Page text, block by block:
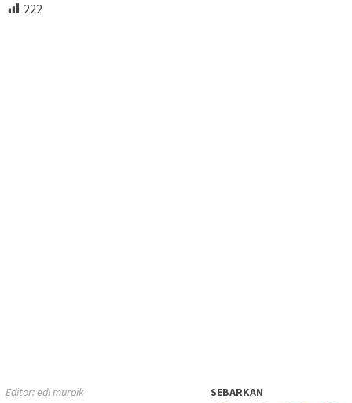
222
Editor: edi murpik SEBARKAN